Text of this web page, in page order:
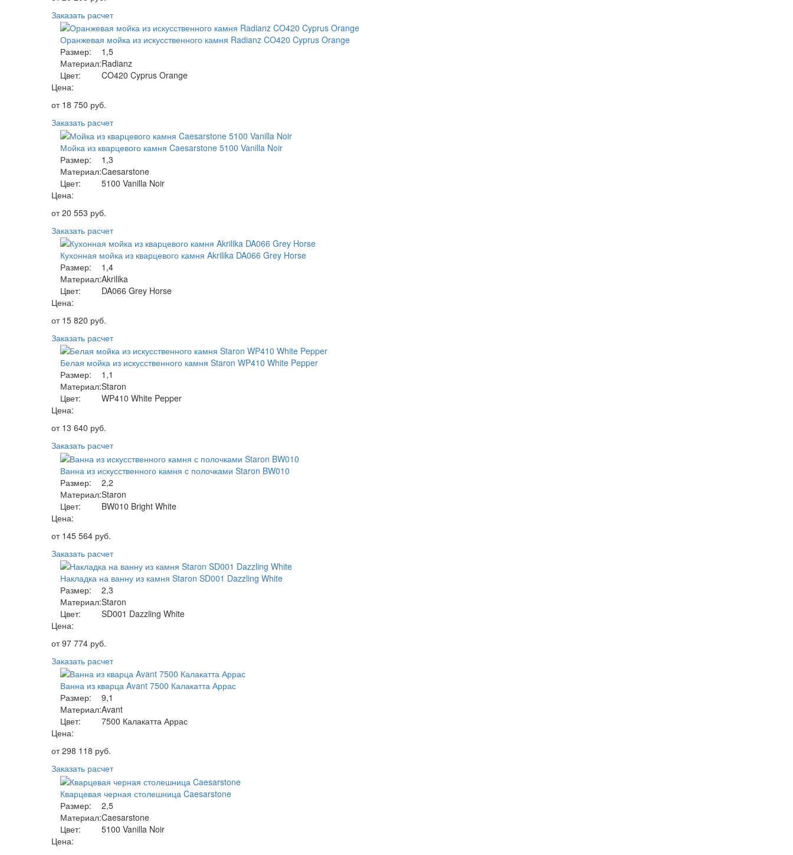
Заказать расчет
Оранжевая мойка из искусственного камня Radianz CO420 Cyprus Orange
Размер:
1,5
Материал:Radianz
Цвет:
CO420 Cyprus Orange
Цена:
от 18 750 руб.
Заказать расчет
Мойка из кварцевого камня Caesarstone 5100 Vanilla Noir
Размер:
1,3
Материал:Caesarstone
Цвет:
5100 Vanilla Noir
Цена:
от20 553 руб.
Заказать расчет
Кухонная мойка из кварцевого камня Akrilika DA066 Grey Horse
Размер:
1,4
Материал:Akrilika
Цвет:
DA066 Grey Horse
Цена:
от 15 820 руб.
Заказать расчет
Белая мойка из искусственного камня Staron WP410 White Pepper
Размер:
1,1
Материал:Staron
Цвет:
WP410 White Pepper
Цена:
от 13 640 руб.
Заказать расчет
Ванна из искусственного камня с полочками Staron BW010
Размер:
2,2
Материал:Staron
Цвет:
BW010 Bright White
Цена:
от 145 564 руб.
Заказать расчет
Накладка на ванну из камня Staron SD001 Dazzling White
Размер:
2,3
Материал:Staron
Цвет:
SD001 Dazzling White
Цена:
от97 774 руб.
Заказать расчет
Ванна из кварца Avant 7500 Калакатта Аррас
Размер:
9,1
Материал:Avant
Цвет:
7500 Калакатта Аррас
Цена:
от298 118 руб.
Заказать расчет
Кварцевая черная столешница Caesarstone
Размер:
2,5
Материал:Caesarstone
Цвет:
5100 Vanilla Noir
Цена: